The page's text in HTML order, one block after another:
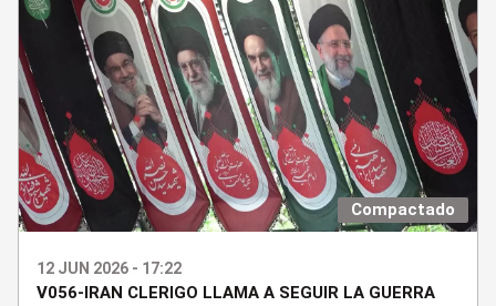
Compactado
12 JUN 2026 - 17:22
V056-IRAN CLERIGO LLAMA A SEGUIR LA GUERRA